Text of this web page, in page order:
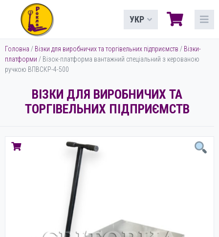
УКР
Головна / Візки для виробничих та торгівельних підприємств / Візки-
платформи / Візок-платформа вантажний спеціальний з керованою
ручкою ВПВСКР-4-500
ВІЗКИ ДЛЯ ВИРОБНИЧИХ ТА
ТОРГІВЕЛЬНИХ ПІДПРИЄМСТВ